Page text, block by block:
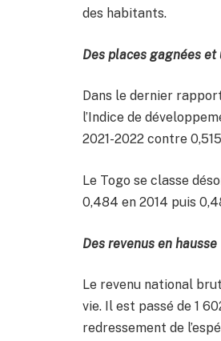
des habitants.
Des places gagnées
Dans le dernier
l’Indice de
2021-2022 contre
Le Togo se classe
0,484 en 2014 puis
Des revenus en hausse
Le revenu national
vie. Il est passé de 1
redressement de